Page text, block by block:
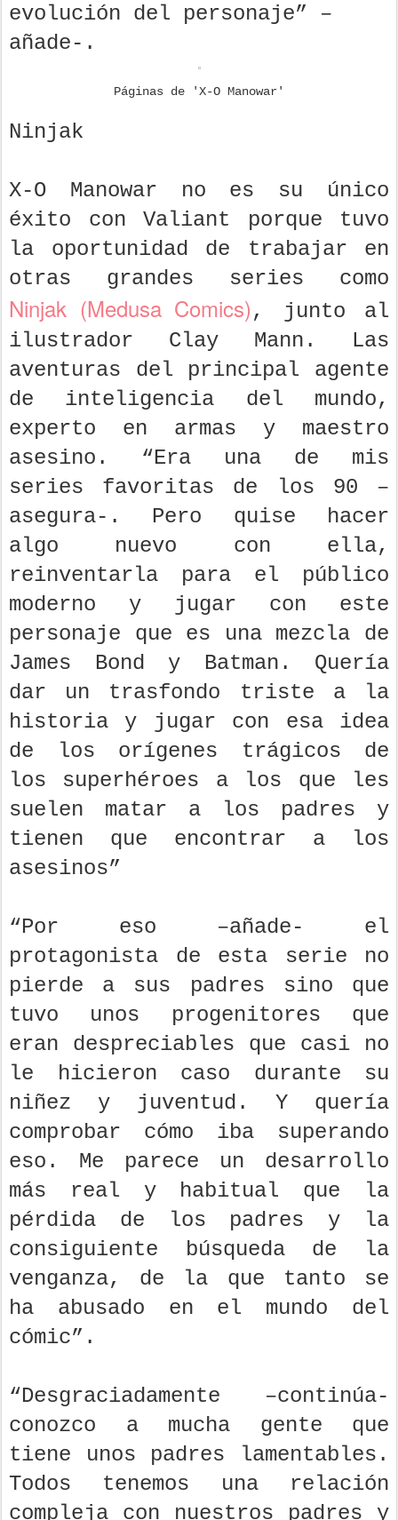
evolución del personaje” –
añade-.
Páginas de 'X-O Manowar'
Ninjak
X-O Manowar no es su único
éxito con Valiant porque tuvo
la oportunidad de trabajar en
otras grandes series como
Ninjak (Medusa Comics) , junto al
ilustrador Clay Mann. Las
aventuras del principal agente
de inteligencia del mundo,
experto en armas y maestro
asesino. “Era una de mis
series favoritas de los 90 –
asegura-. Pero quise hacer
algo nuevo con ella,
reinventarla para el público
moderno y jugar con este
personaje que es una mezcla de
James Bond y Batman. Quería
dar un trasfondo triste a la
historia y jugar con esa idea
de los orígenes trágicos de
los superhéroes a los que les
suelen matar a los padres y
tienen que encontrar a los
asesinos”
“Por eso –añade- el
protagonista de esta serie no
pierde a sus padres sino que
tuvo unos progenitores que
eran despreciables que casi no
le hicieron caso durante su
niñez y juventud. Y quería
comprobar cómo iba superando
eso. Me parece un desarrollo
más real y habitual que la
pérdida de los padres y la
consiguiente búsqueda de la
venganza, de la que tanto se
ha abusado en el mundo del
cómic”.
“Desgraciadamente –continúa-
conozco a mucha gente que
tiene unos padres lamentables.
Todos tenemos una relación
compleja con nuestros padres y